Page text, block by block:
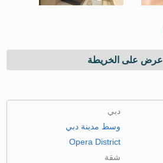
عرض على الخريطة
دبي
وسط مدينة دبي
Opera District
شقة